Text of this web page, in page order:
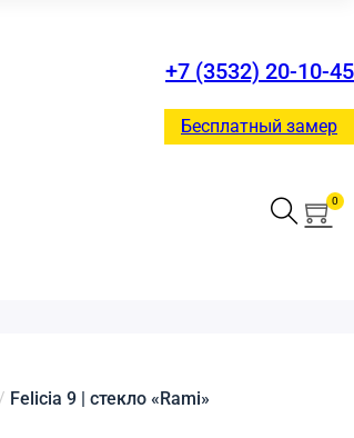
+7 (3532) 20-10-45
Бесплатный замер
0
/ Felicia 9 | стекло «Rami»